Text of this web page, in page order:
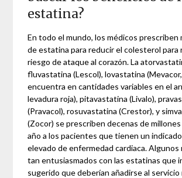
estatina?
En todo el mundo, los médicos prescriben
de estatina para reducir el colesterol para
riesgo de ataque al corazón. La
fluvastatina (Lescol), lovastatina
encuentra en cantidades variables en el
levadura roja), pitavastatina (Livalo),
(Pravacol), rosuvastatina (Crestor), y
(Zocor) se prescriben decenas de
año a los pacientes que tienen un
elevado de enfermedad cardiaca. Algunos
tan entusiasmados con las estatinas que
sugerido que deberían añadirse al servicio